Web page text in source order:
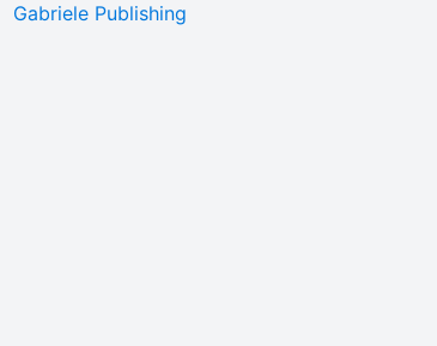
Gabriele Publishing